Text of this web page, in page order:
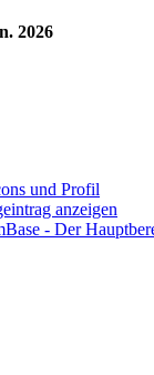
2026
und Profil
anzeigen
- Der